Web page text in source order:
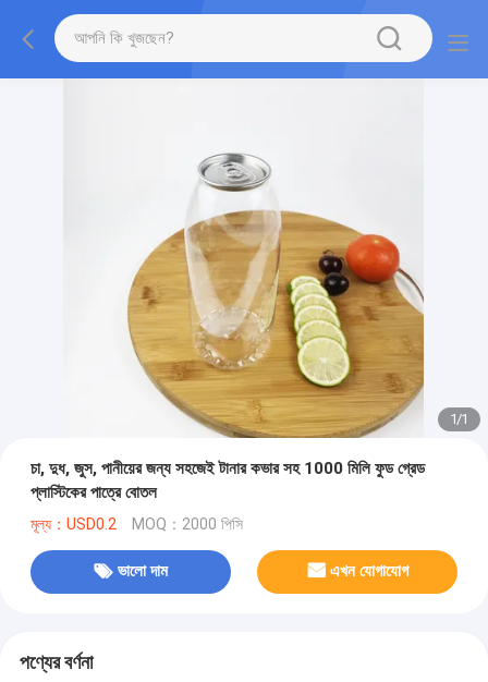
1/1
চা, দুধ, জুস, পানীয়ের জন্য সহজেই টানার কভার সহ 1000 মিলি ফুড গ্রেড
প্লাস্টিকের পাত্রে বোতল
মূল্য：USD0.2 MOQ：2000 পিসি
ভালো দাম এখন যোগাযোগ
পণ্যের বর্ণনা